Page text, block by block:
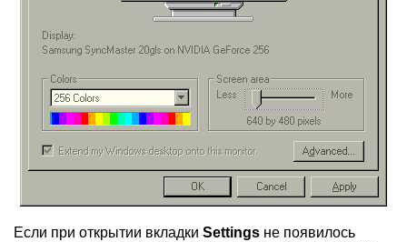
Если при открытии вкладки Settings не появилось